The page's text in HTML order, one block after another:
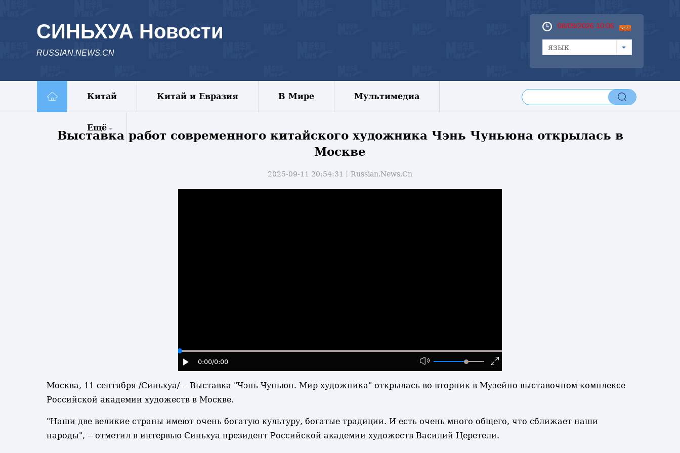
СИНЬХУА Новости
RUSSIAN.NEWS.CN
08/09/2026 10:06
язык
Китай Китай и Евразия В Мире Мультимедиа
Ещё
Выставка работ современного китайского художника Чэнь Чуньюна открылась в
Москве
2025-09-11 20:54:31丨 Russian.News.Cn
0:00/0:00
Москва, 11 сентября /Синьхуа/ -- Выставка "Чэнь Чуньюн. Мир художника" открылась во вторник в Музейно-выставочном комплексе
Российской академии художеств в Москве.
"Наши две великие страны имеют очень богатую культуру, богатые традиции. И есть очень много общего, что сближает наши
народы", -- отметил в интервью Синьхуа президент Российской академии художеств Василий Церетели.